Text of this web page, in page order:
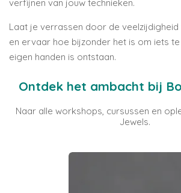
verfijnen van jouw technieken.
Laat je verrassen door de
en ervaar hoe bijzonder het is om iets
eigen handen is ontstaan.
Ontdek het ambacht bij
Naar alle workshops, cursussen en
Jewels.